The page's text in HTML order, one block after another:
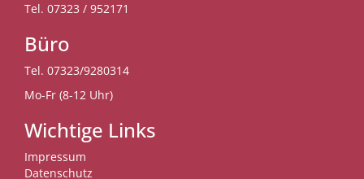
Tel. 07323 / 952171
Büro
Tel. 07323/9280314
Mo-Fr (8-12 Uhr)
Wichtige Links
Impressum
Datenschutz